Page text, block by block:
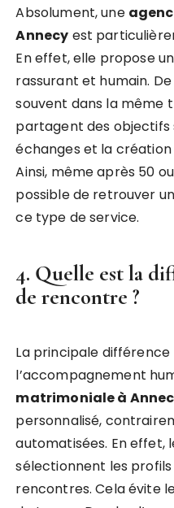
Absolument, une
Annecy est
En effet, elle propose
rassurant et humain.
souvent dans la même
partagent des objectifs
échanges et la création
Ainsi, même après 50
possible de retrouver
ce type de service.
4. Quelle est la
de rencontre ?
La principale différence
l’accompagnement
matrimoniale à
personnalisé,
automatisées. En effet,
sélectionnent les
rencontres. Cela évite